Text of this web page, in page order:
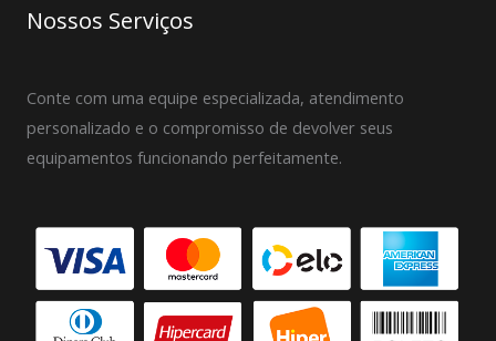
Nossos Serviços
Conte com uma equipe especializada, atendimento
personalizado e o compromisso de devolver seus
equipamentos funcionando perfeitamente.